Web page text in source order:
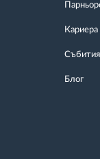
Кариера
Събития
Блог